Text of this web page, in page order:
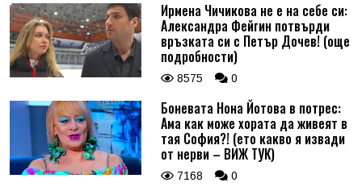
Ирмена Чичикова не е на себе си:
Александра Фейгин потвърди
връзката си с Петър Дочев! (още
подробности)
8575 0
Боневата Нона Йотова в потрес:
Ама как може хората да живеят в
тая София?! (ето какво я извади
от нерви – ВИЖ ТУК)
7168 0